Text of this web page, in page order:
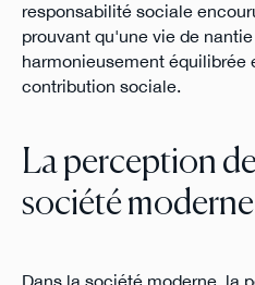
responsabilité sociale
prouvant qu'une vie de
harmonieusement équilibrée
contribution sociale.
La perception
société moderne
Dans la société moderne, la